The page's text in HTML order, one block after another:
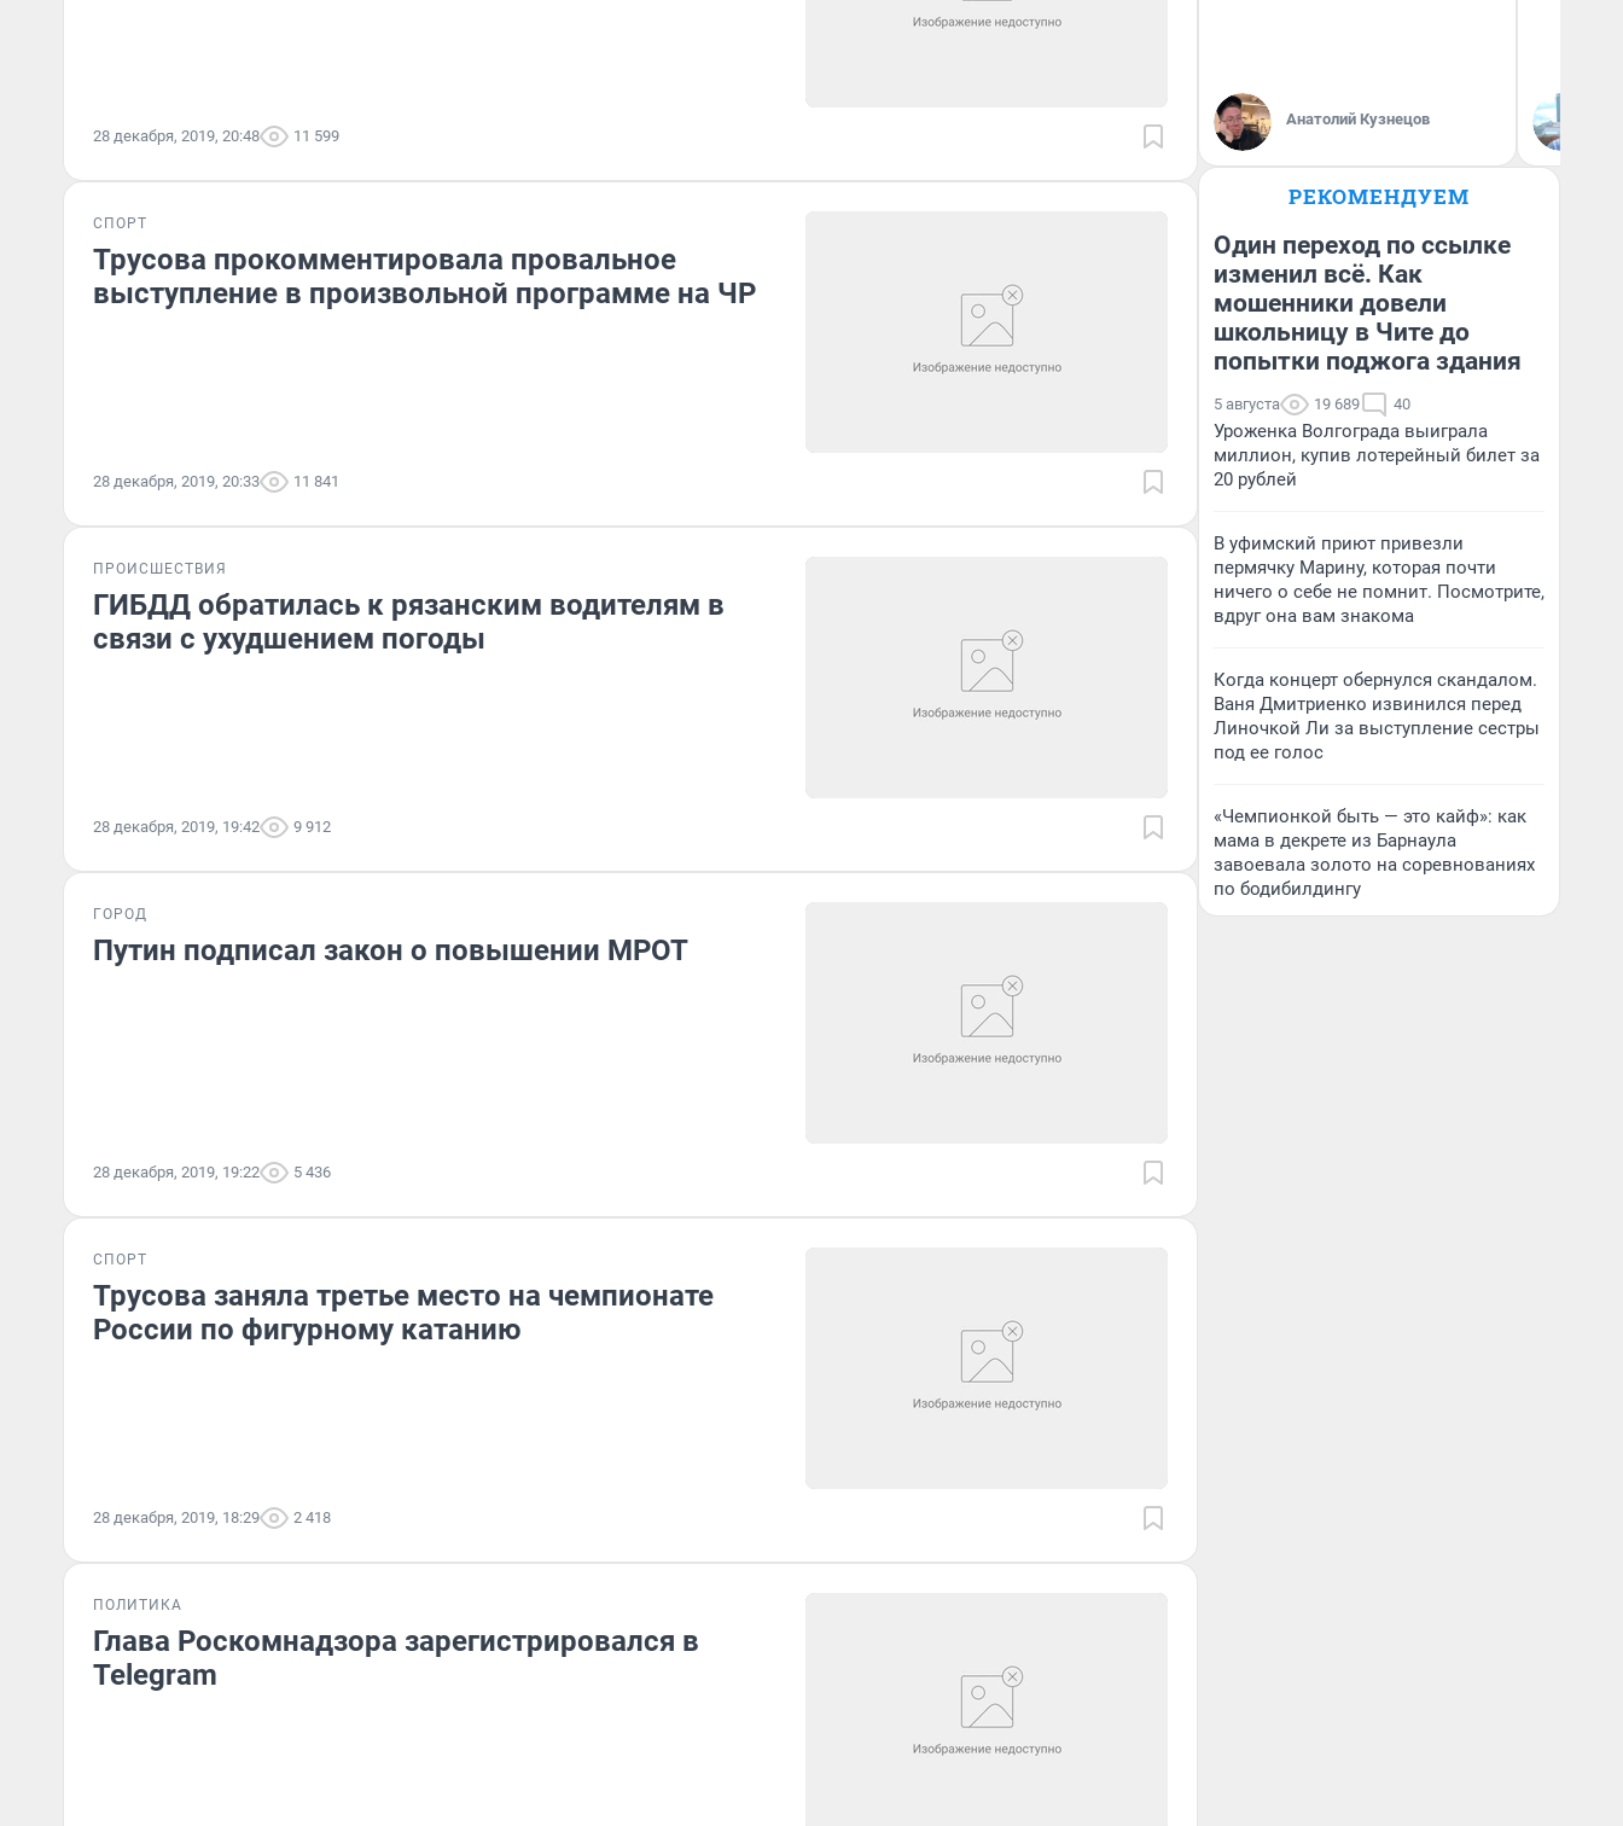
28 декабря, 2019, 20:48 11 599
СПОРТ
Трусова прокомментировала провальное
выступление в произвольной программе на ЧР
28 декабря, 2019, 20:33 11 841
ПРОИСШЕСТВИЯ
ГИБДД обратилась к рязанским водителям в
связи с ухудшением погоды
28 декабря, 2019, 19:42 9 912
ГОРОД
Путин подписал закон о повышении МРОТ
28 декабря, 2019, 19:22 5 436
СПОРТ
Трусова заняла третье место на чемпионате
России по фигурному катанию
28 декабря, 2019, 18:29 2 418
ПОЛИТИКА
Глава Роскомнадзора зарегистрировался в
Telegram
Анатолий Кузнецов
РЕКОМЕНДУЕМ
Один переход по ссылке
изменил всё. Как
мошенники довели
школьницу в Чите до
попытки поджога здания
5 августа 19 689 40
Уроженка Волгограда выиграла
миллион, купив лотерейный билет за
20 рублей
В уфимский приют привезли
пермячку Марину, которая почти
ничего о себе не помнит. Посмотрите,
вдруг она вам знакома
Когда концерт обернулся скандалом.
Ваня Дмитриенко извинился перед
Линочкой Ли за выступление сестры
под ее голос
«Чемпионкой быть — это кайф»: как
мама в декрете из Барнаула
завоевала золото на соревнованиях
по бодибилдингу